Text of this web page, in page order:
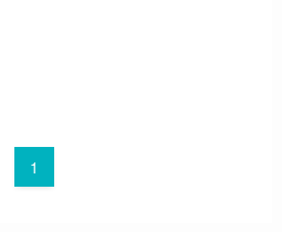
1